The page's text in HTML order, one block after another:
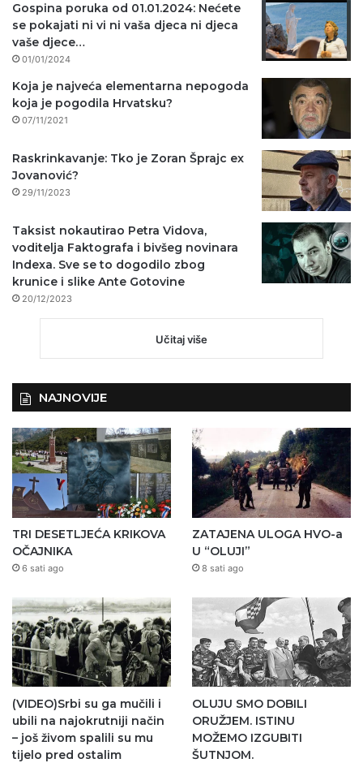
Gospina poruka od 01.01.2024: Nećete
se pokajati ni vi ni vaša djeca ni djeca
vaše djece…
01/01/2024
Koja je najveća elementarna nepogoda
koja je pogodila Hrvatsku?
07/11/2021
Raskrinkavanje: Tko je Zoran Šprajc ex
Jovanović?
29/11/2023
Taksist nokautirao Petra Vidova,
voditelja Faktografa i bivšeg novinara
Indexa. Sve se to dogodilo zbog
krunice i slike Ante Gotovine
20/12/2023
Učitaj više
NAJNOVIJE
TRI DESETLJEĆA KRIKOVA
OČAJNIKA
6 sati ago
ZATAJENA ULOGA HVO-a
U “OLUJI”
8 sati ago
(VIDEO)Srbi su ga mučili i
ubili na najokrutniji način
– još živom spalili su mu
tijelo pred ostalim
OLUJU SMO DOBILI
ORUŽJEM. ISTINU
MOŽEMO IZGUBITI
ŠUTNJOM.